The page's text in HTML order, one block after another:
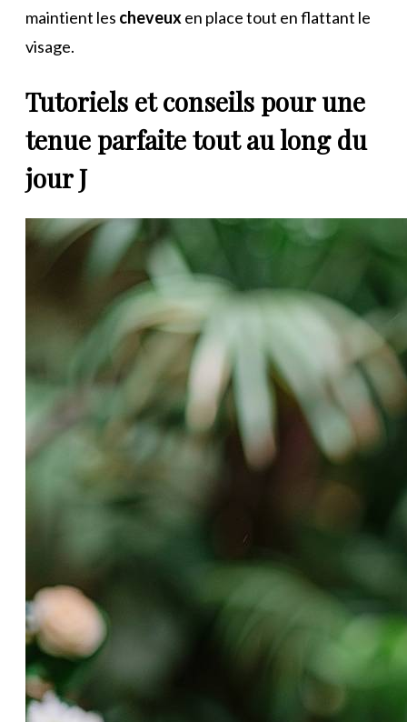
maintient les cheveuxen place tout en flattant le
visage.
Tutoriels et conseils pour une
tenue parfaite tout au long du
jour J